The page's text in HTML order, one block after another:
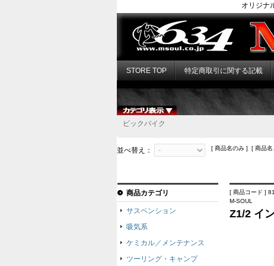
オリジナ
STORE TOP 特定商取引に関する記載
ビックバイク
並べ替え： [ 商品名のみ ] [ 商品
[ 商品コード ]
M-SOUL
Z1/2 イ
商品カテゴリ
サスペンション
吸気系
ケミカル／メンテナンス
ツーリング・キャンプ